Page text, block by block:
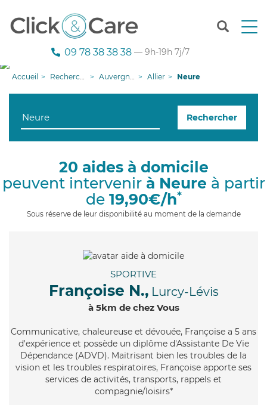
T
n
g
i
09 78 38 38 38 — 9h-19h 7j/7
Accueil Recherche aide à domicile Auvergne-Rhône-Alpes Allier Neure
Rechercher
20 aides à domicile
peuvent intervenir à Neure à partir
de 19,90€/h*
Sous réserve de leur disponibilité au moment de la demande
SPORTIVE
Françoise N., Lurcy-Lévis
à 5km de chez Vous
Communicative, chaleureuse et dévouée, Françoise a 5 ans
d'expérience et possède un diplôme d'Assistante De Vie
Dépendance (ADVD). Maitrisant bien les troubles de la
vision et les troubles respiratoires, Françoise apporte ses
services de activités, transports, rappels et
compagnie/loisirs*